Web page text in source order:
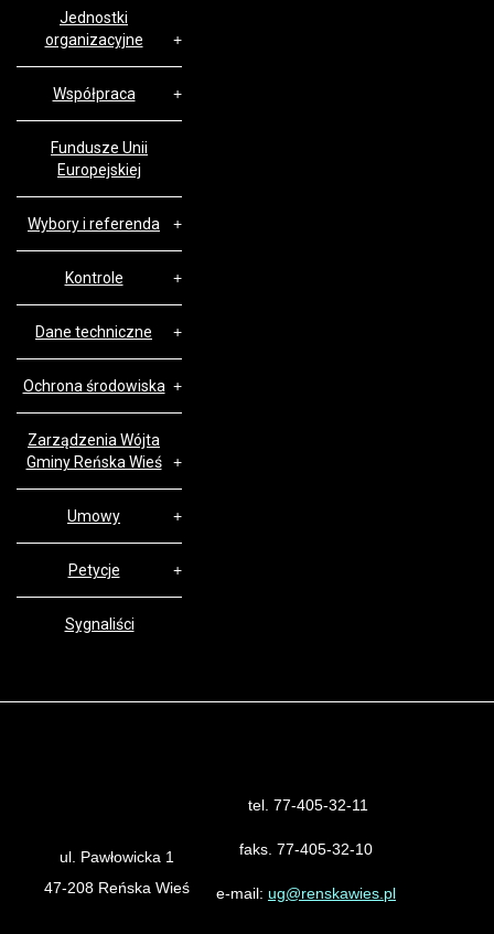
Jednostki
organizacyjne
Współpraca
Fundusze Unii
Europejskiej
Wybory i referenda
Kontrole
Dane techniczne
Ochrona środowiska
Zarządzenia Wójta
Gminy Reńska Wieś
Umowy
Petycje
Sygnaliści
ul. Pawłowicka 1
47-208 Reńska Wieś
tel. 77-405-32-11
faks. 77-405-32-10
e-mail: ug@renskawies.pl